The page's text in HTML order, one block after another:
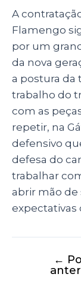
A
Flamengo
por um
da nova
a postura da
trabalho do
com as
repetir, na
defensivo
defesa do
trabalhar
abrir mão de
expectativas
←